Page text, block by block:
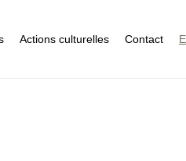
Actions culturelles Contact